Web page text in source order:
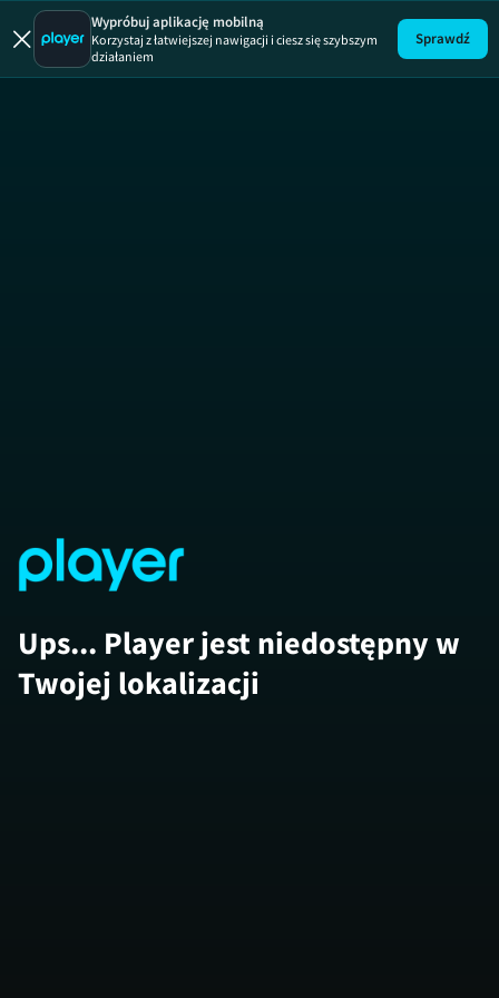
Brzydula Brzydula, sezon 2,
Wypróbuj aplikację mobilną
Korzystaj z łatwiejszej nawigacji i ciesz się szybszym
działaniem
Sprawdź
Ups... Player jest niedostępny w
Twojej lokalizacji